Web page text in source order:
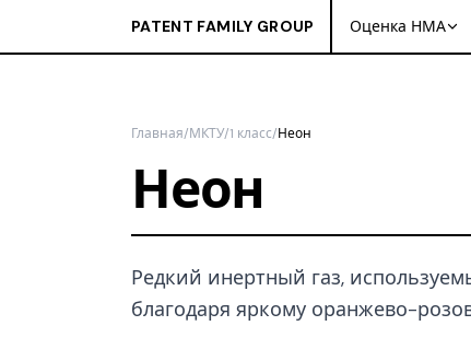
PATENT FAMILY GROUP Оценка НМА
Главная/МКТУ/1 класс/Неон
Неон
Редкий инертный газ,
благодаря яркому оранжево-